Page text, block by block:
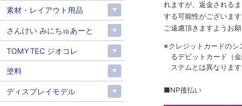
れますが、返金される
する可能性がございま
ご遠慮頂きますようお願
※クレジットカードのシ
るデビットカード（
ステムとは異なります
■NP後払い
素材・レイアウト用品
さんけい みにちゅあーと
TOMYTEC ジオコレ
塗料
ディスプレイモデル